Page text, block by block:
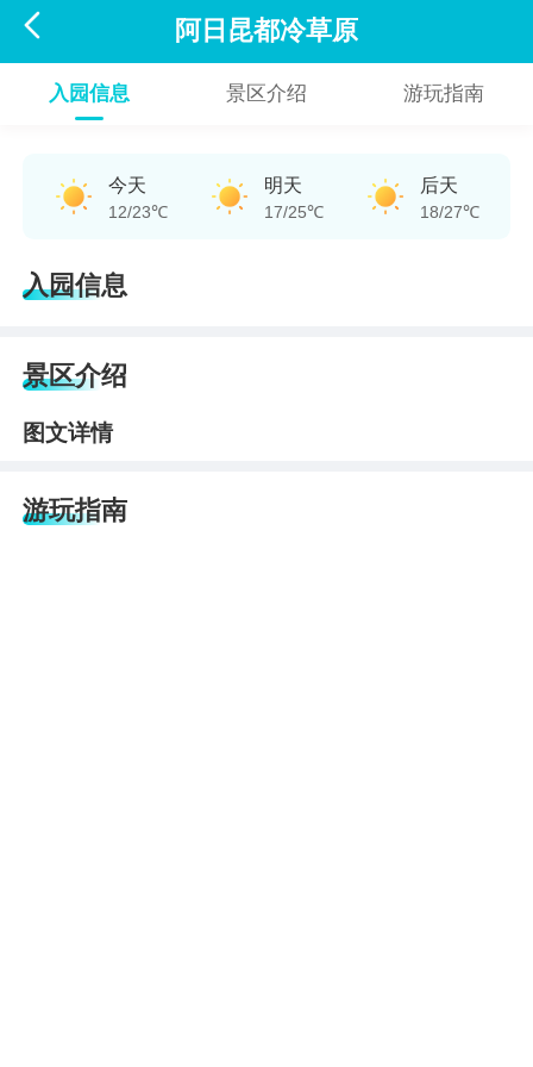
 阿日昆都冷草原
入园信息 景区介绍 游玩指南
今天
12/23℃
明天
17/25℃
后天
18/27℃
入园信息
景区介绍
图文详情
游玩指南